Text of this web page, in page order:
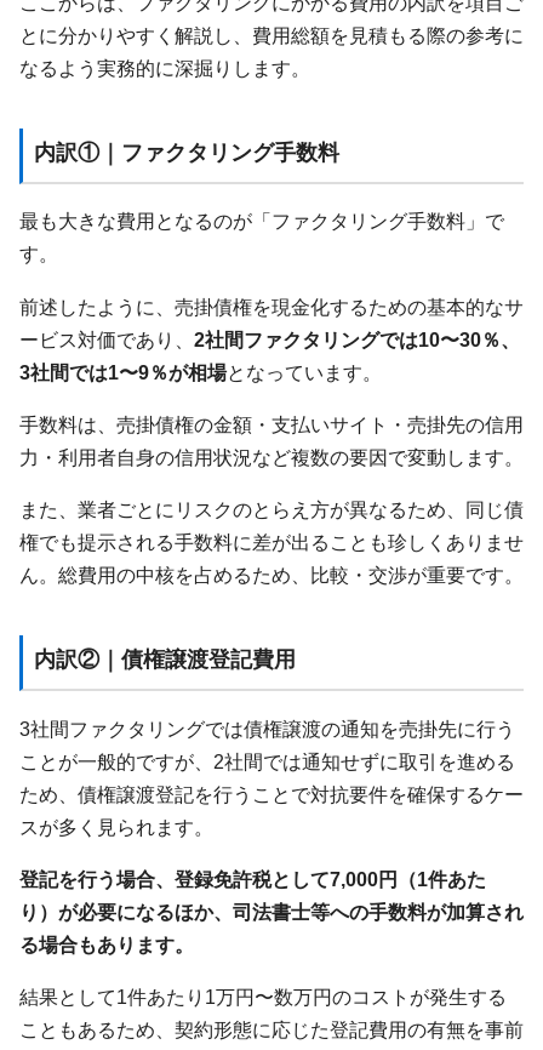
とに分かりやすく解説し、費用総額を見積もる際の参考に
なるよう実務的に深掘りします。
内訳①｜ファクタリング手数料
最も大きな費用となるのが「ファクタリング手数料」で
す。
前述したように、売掛債権を現金化するための基本的なサ
ービス対価であり、 2社間ファクタリングでは10〜30％、
3社間では1〜9％が相場となっています。
手数料は、売掛債権の金額・支払いサイト・売掛先の信用
力・利用者自身の信用状況など複数の要因で変動します。
また、業者ごとにリスクのとらえ方が異なるため、同じ債
権でも提示される手数料に差が出ることも珍しくありませ
ん。総費用の中核を占めるため、比較・交渉が重要です。
内訳②｜債権譲渡登記費用
3社間ファクタリングでは債権譲渡の通知を売掛先に行う
ことが一般的ですが、2社間では通知せずに取引を進める
ため、債権譲渡登記を行うことで対抗要件を確保するケー
スが多く見られます。
登記を行う場合、登録免許税として7,000円（1件あた
り）が必要になるほか、司法書士等への手数料が加算され
る場合もあります。
結果として1件あたり1万円〜数万円のコストが発生する
こともあるため、契約形態に応じた登記費用の有無を事前